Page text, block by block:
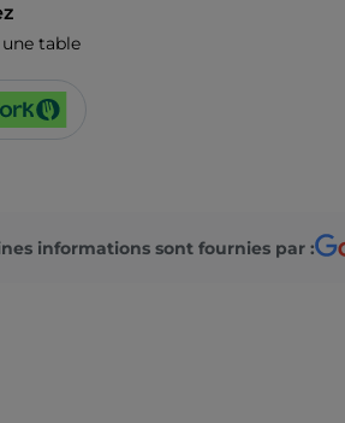
une table
informations sont fournies par :